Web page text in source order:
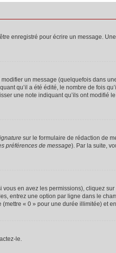
enregistré pour écrire un message.
un message (quelquefois dans
qu’il a été édité, le nombre de fois
une note indiquant qu’ils ont modifié
sur le formulaire de rédaction de
préférences de message). Par la suite,
vous en avez les permissions), cliquez sur
entrez une option par ligne dans le
« 0 » pour une durée illimitée) et
le.